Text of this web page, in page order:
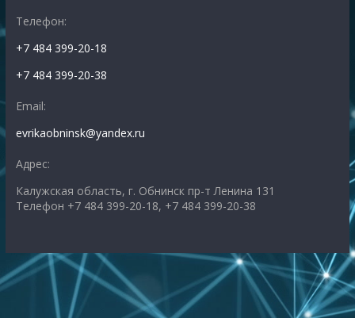
Телефон:
+7 484 399-20-18
+7 484 399-20-38
Email:
evrikaobninsk@yandex.ru
Адрес:
Калужская область, г. Обнинск пр-т Ленина 131
Телефон +7 484 399-20-18, +7 484 399-20-38